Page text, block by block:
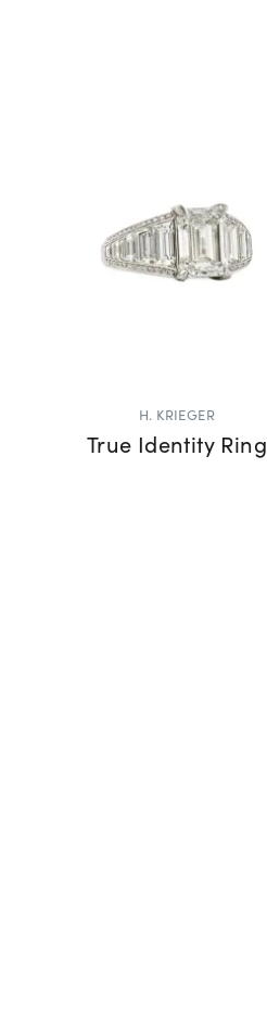
H. KRIEGER
True Identity Ring